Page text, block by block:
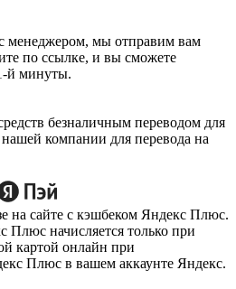
менеджером, мы отправим вам
по ссылке, и вы сможете
й минуты.
безналичным переводом для
компании для перевода на
на сайте с кэшбеком Яндекс Плюс.
начисляется только при
картой онлайн при
Плюс в вашем аккаунте Яндекс.